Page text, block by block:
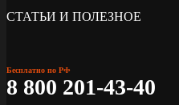
СТАТЬИ И ПОЛЕЗНОЕ
Бесплатно по РФ
8 800 201-43-40